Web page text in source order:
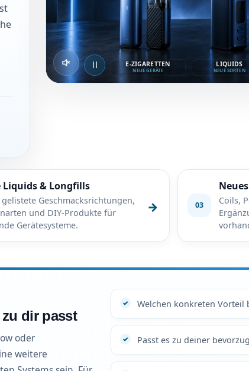
Ton ein- oder ausschalten
Video abspielen oder pausieren
E-ZIGARETTEN
NEUE GERÄTE
LIQUIDS
NEUE SORTEN
Liquids & Longfills
gelistete Geschmacksrichtungen,
und DIY-Produkte für
Gerätesysteme.
→ 03
Coils,
dir passt
oder
weitere
Welchen konkreten Vorteil
Passt es zu deiner